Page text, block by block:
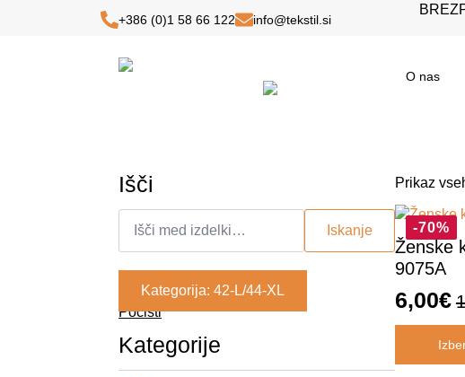
+386 (0)1 58 66 122 info@tekstil.si
O nas
This is a basic text element.
Išči
Išči:
Iskanje
Kategorija: 42-L/44-XL
Počisti
Kategorije
Prikaz
-70%
Ženske
9075A
Izvirna
cena
je
6,00€
cena
je:
izdelek
ima